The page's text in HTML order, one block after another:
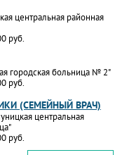
центральная районная
руб.
городская больница № 2"
руб.
(СЕМЕЙНЫЙ ВРАЧ)
центральная
руб.